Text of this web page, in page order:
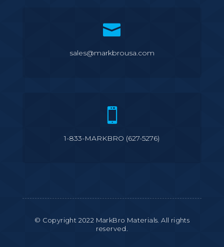

sales@markbrousa.com

1-833-MARKBRO (627-5276)
© Copyright 2022 MarkBro Materials. All rights
reserved.